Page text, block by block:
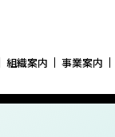
組織案内 事業案内